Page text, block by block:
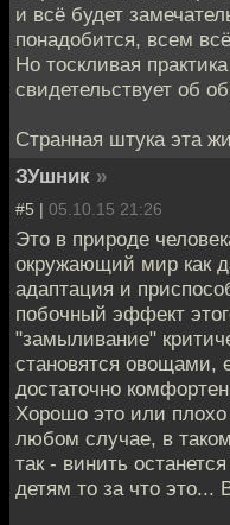
и всё будет
понадобится, всем
Но тоскливая
свидетельствует об
Странная штука эта
ЗУшник »
#5 | 05.10.15 21:26
Это в природе
окружающий мир как
адаптация и
побочный эффект
"замыливание"
становятся
достаточно
Хорошо это или
любом случае, в
так - винить
детям то за что это...